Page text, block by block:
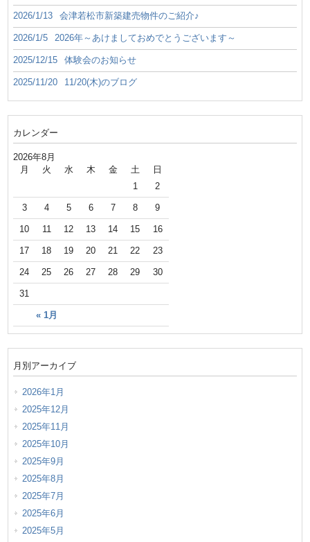
2026/1/13 会津若松市新築建売物件のご紹介♪
2026/1/5 2026年～あけましておめでとうございます～
2025/12/15 体験会のお知らせ
2025/11/20 11/20(木)のブログ
カレンダー
2026年8月
月 火 水 木 金 土 日
« 1月
1 2
3 4 5 6 7 8 9
10 11 12 13 14 15 16
17 18 19 20 21 22 23
24 25 26 27 28 29 30
31
月別アーカイブ
2026年1月
2025年12月
2025年11月
2025年10月
2025年9月
2025年8月
2025年7月
2025年6月
2025年5月